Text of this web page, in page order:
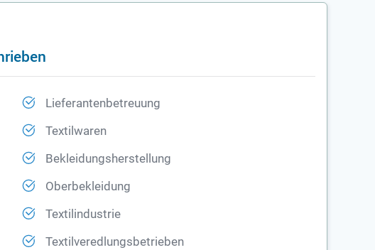
Lieferantenbetreuung
Textilwaren
Bekleidungsherstellung
Oberbekleidung
Textilindustrie
Textilveredlungsbetrieben